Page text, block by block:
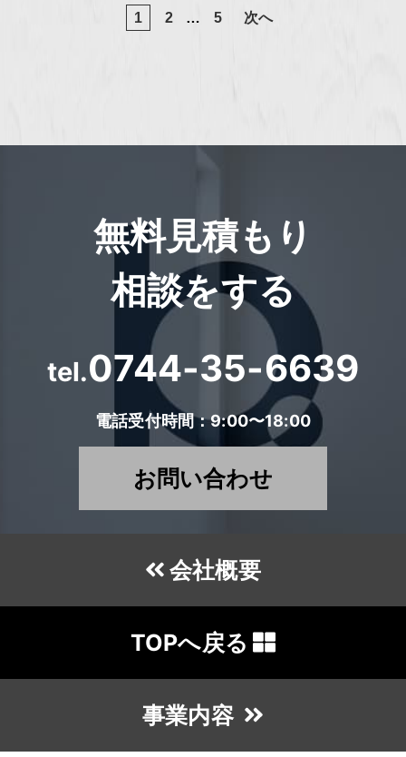
1 2 … 5 次へ
無料見積もり
相談をする
tel.0744-35-6639
電話受付時間：9:00〜18:00
お問い合わせ
会社概要
TOPへ戻る
事業内容